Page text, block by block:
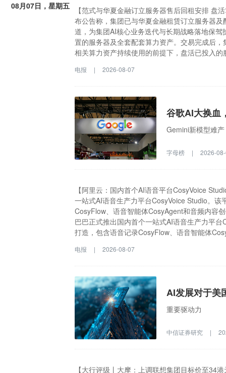
08月07日，星期五
【范式与华夏金融订立服务器售后回租安排 盘
布公告称，集团已与华夏金融租赁订立服务器
道，为集团AI核心业务迭代与长期战略落地保
置的服务器及全套配套算力资产。交易完成后
相关算力资产持续使用的前提下，盘活已投入
议，印证了范式具备持续完善算力基础设施、
式今日发布公告称，集团已与华夏金融租赁订
元融资渠道，为集团AI核心业务迭代与长期战
年全新购置的服务器及全套配套算力资产。交
全不影响相关算力资产持续使用的前提下，盘
局提供充足资金支撑，助力集团全力推进AI
势。本次协议，印证了范式具备持续完善算力
术战略执行所需资源的能力，同时彰显头部金
电报 | 2026-08-07
谷歌AI大换血
Gemini新模型难
字母榜 | 2026-
【阿里云：国内首个AI语音平台CosyVoice
一站式AI语音生产力平台CosyVoice Studio。
CosyFlow、语音智能体CosyAgent和音频内容
巴巴正式推出国内首个一站式AI语音生产力平
打造，包含语音记录CosyFlow、语音智能体
电报 | 2026-08-07
AI发展对于美
重要驱动力
中信证券研究 |
【大行评级丨大摩：上调联想集团目标价至34